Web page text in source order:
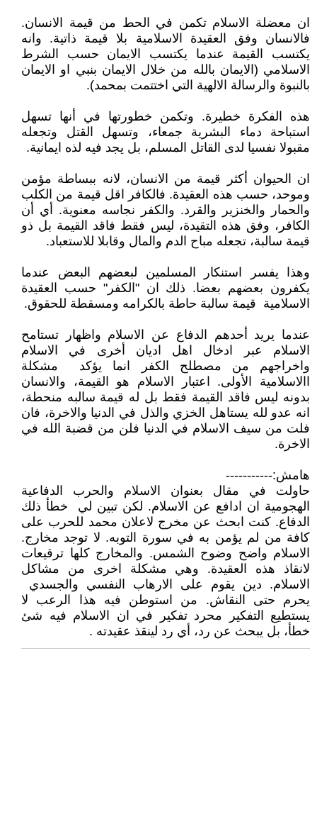
ان معضلة الاسلام تكمن في الحط من قيمة الانسان.
فالانسان وفق العقيدة الاسلامية بلا قيمة ذاتية. وانه
يكتسب القيمة عندما يكتسب الايمان حسب الشرط
الاسلامي (الايمان بالله من خلال الايمان بنبي او الايمان
بالنبوة والرسالة الالهية التي اختتمت بمحمد).
هذه الفكرة خطيرة. وتكمن خطورتها في أنها تسهل
استباحة دماء البشرية جمعاء، وتسهل القتل وتجعله
مقبولا نفسيا لدى القاتل المسلم، بل يجد فيه لذه ايمانية.
ان الحيوان أكثر قيمة من الانسان، لانه ببساطة مؤمن
وموحد، حسب هذه العقيدة. فالكافر اقل قيمة من الكلب
والحمار والخنزير والقرد. والكفر نجاسه معنوية. أي أن
الكافر، وفق هذه التقيدة، ليس فقط فاقد القيمة بل ذو
قيمة سالبة، تجعله مباح الدم والمال وقابلا للاستعباد.
وهذا يفسر استنكار المسلمين لبعضهم البعض عندما
يكفرون بعضهم بعضا. ذلك ان "الكفر" حسب العقيدة
الاسلامية قيمة سالبة حاطة بالكرامه ومسقطة للحقوق.
عندما يريد أحدهم الدفاع عن الاسلام واظهار تستامح
الاسلام عبر ادخال اهل اديان أخرى في الاسلام
واخراجهم من مصطلح الكفر انما يؤكد مشكلة
االاسلامية الأولى. اعتبار الاسلام هو القيمة، والانسان
بدونه ليس فاقد القيمة فقط بل له قيمة سالبه منحطة،
انه عدو لله يستاهل الخزي والذل في الدنيا والاخرة، فان
فلت من سيف الاسلام في الدنيا فلن من قضبة الله في
الاخرة.
هامش:-----------
حاولت في مقال بعنوان الاسلام والحرب الدفاعية
الهجومية ان ادافع عن الاسلام. لكن تبين لي خطأ ذلك
الدفاع. كنت ابحث عن مخرج لاعلان محمد للحرب على
كافة من لم يؤمن به في سورة التوبه. لا توجد مخارج.
الاسلام واضح وضوح الشمس. والمخارج كلها ترقيعات
لانقاذ هذه العقيدة. وهي مشكلة اخرى من مشاكل
الاسلام. دين يقوم على الارهاب النفسي والجسدي
يحرم حتى النقاش. من استوطن فيه هذا الرعب لا
يستطيع التفكير محرد تفكير في ان الاسلام فيه شئ
خطأ، بل يبحث عن رد، أي رد لينقذ عقيدته .